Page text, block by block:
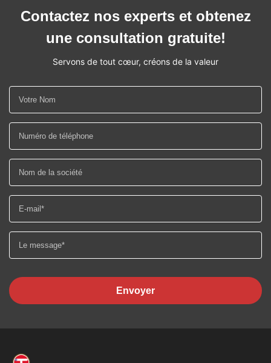
Contactez nos experts et obtenez
une consultation gratuite!
Servons de tout cœur, créons de la valeur
Envoyer